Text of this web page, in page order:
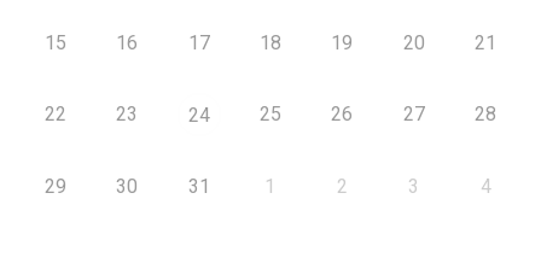
15 16 17 18 19 20 21
22 23 24 25 26 27 28
29 30 31 1 2 3 4